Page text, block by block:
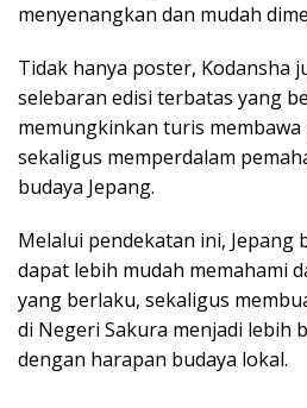
menyenangkan dan mudah
Tidak hanya poster, Kodansha
selebaran edisi terbatas yang
memungkinkan turis
sekaligus memperdalam
budaya Jepang.
Melalui pendekatan ini,
dapat lebih mudah memahami
yang berlaku, sekaligus
di Negeri Sakura menjadi lebih
dengan harapan budaya lokal.